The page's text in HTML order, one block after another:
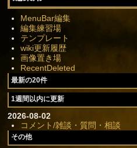
MenuBar編集
編集練習場
テンプレート
wiki更新履歴
画像置き場
RecentDeleted
最新の20件
1週間以内に更新
2026-08-02
コメント/雑談・質問・相談
その他